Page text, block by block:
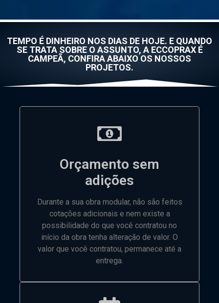
TEMPO É DINHEIRO NOS DIAS DE HOJE. E QUANDO
SE TRATA SOBRE O ASSUNTO, A ECCOPRAX É
CAMPEÃ, CONFIRA ABAIXO OS NOSSOS
PROJETOS.
Orçamento sem
adições
Durante a sua obra modular, não são feitos
cotações adicionais e nem existe a
possibilidade do que você contratou no
início da obra tenha alteração de valor. O
valor que você contratou, permanece até a
entrega.